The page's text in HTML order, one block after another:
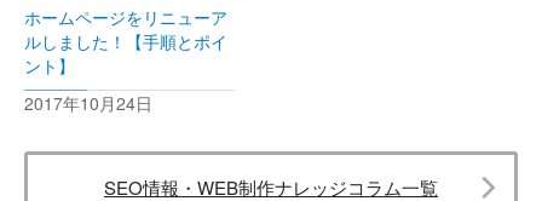
ホームページをリニューア
ルしました！【手順とポイ
ント】
2017年10月24日
SEO情報・WEB制作ナレッジコラム一覧